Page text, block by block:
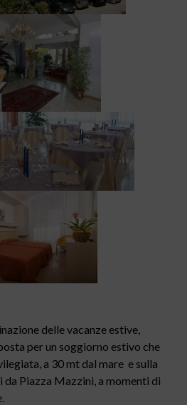
delle vacanze estive,
per un soggiorno estivo che
a 30 mt dal mare e sulla
da Piazza Mazzini, a momenti di